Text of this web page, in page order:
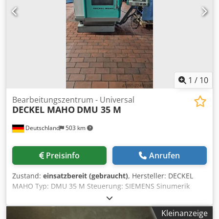
1 / 10
Deutschland 503 km
Bearbeitungszentrum - Universal
DECKEL MAHO DMU 35 M
Preisinfo Anrufen
Zustand: einsatzbereit (gebraucht), Hersteller: DECKEL
MAHO Typ: DMU 35 M Steuerung: SIEMENS Sinumerik
840D Maschinengewicht ca.: 1,8 t Werkzeugaufnahme: SK
40 x-Weg: 350 mm y-Weg: 240 mm Cjdpfxezru Nhs Amujrf
z-Weg: 340 mm Drehzahlbereich: 20 – 6 300 min?¹ max.
Kleinanzeige